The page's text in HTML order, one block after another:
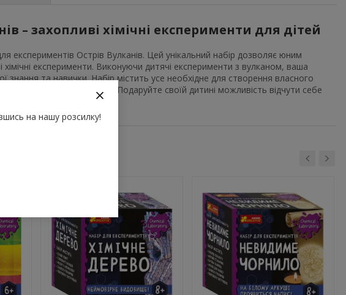
– захопливі хімічні експерименти для дітей
експериментів Острів Вулканів. Цей унікальний набір дозволяє юним
експерименти. Виконуючи дитячі експерименти з вулканом, ваша
та навички. Набір містить усе необхідне для створення власного
інтерактивне навчання. Подаруйте своїй дитині можливість відчути себе
на нашу розсилку!